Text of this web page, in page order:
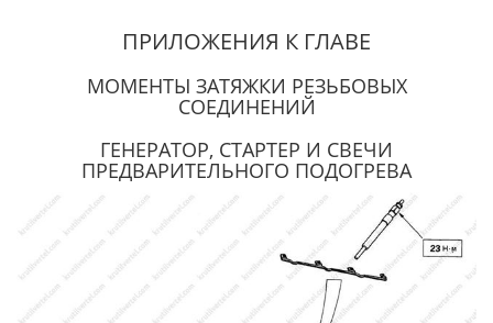
ПРИЛОЖЕНИЯ К ГЛАВЕ
МОМЕНТЫ ЗАТЯЖКИ РЕЗЬБОВЫХ
СОЕДИНЕНИЙ
ГЕНЕРАТОР, СТАРТЕР И СВЕЧИ
ПРЕДВАРИТЕЛЬНОГО ПОДОГРЕВА